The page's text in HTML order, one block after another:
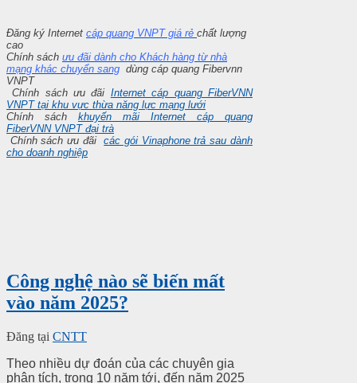
Đăng ký Internet cáp quang VNPT giá rẻ chất lượng
cao
Chính sách ưu đãi dành cho Khách hàng từ nhà
mạng khác chuyển sang dùng cáp quang Fibervnn
VNPT
Chính sách ưu đãi Internet cáp quang FiberVNN
VNPT tại khu vực thừa năng lực mạng lưới
Chính sách khuyến mãi Internet cáp quang
FiberVNN VNPT đại trà
Chính sách ưu đãicác gói Vinaphone trả sau dành
cho doanh nghiệp
Công nghệ nào sẽ biến mất
vào năm 2025?
Đăng tại CNTT
Theo nhiều dự đoán của các chuyên gia
phân tích, trong 10 năm tới, đến năm 2025